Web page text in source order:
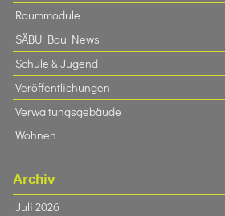
Raummodule
SÄBU Bau News
Schule & Jugend
Veröffentlichungen
Verwaltungsgebäude
Wohnen
Archiv
Juli 2026